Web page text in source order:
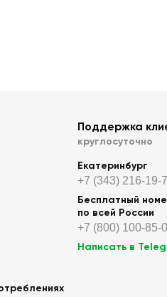
Поддержка
круглосуточно
Екатеринбург
+7 (343) 216-19-
Бесплатный
по всей России
+7 (800) 100-85-
Написать в